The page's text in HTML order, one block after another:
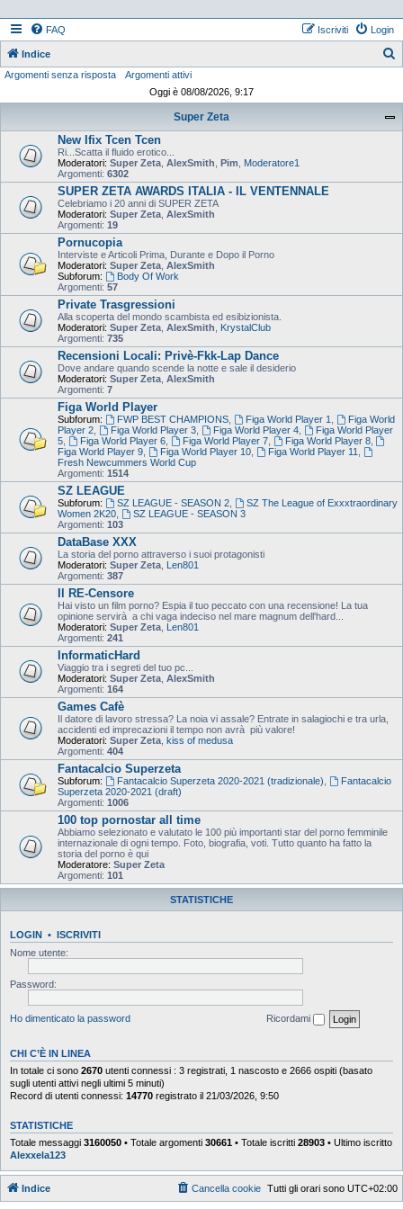
FAQ Login
Iscriviti
Indice
Argomenti senza risposta
Argomenti attivi
Oggi è 08/08/2026, 9:17
Super Zeta
New Ifix Tcen Tcen
Ri...Scatta il fluido erotico...
Moderatori: Super Zeta AlexSmith Pim
Moderatore1
Argomenti: 6302
SUPER ZETA AWARDS ITALIA - IL VENTENNALE
Celebriamo i 20 anni di SUPER ZETA
Moderatori: Super Zeta AlexSmith
Argomenti: 19
Pornucopia
Interviste e Articoli Prima, Durante e Dopo il Porno
Moderatori: Super Zeta AlexSmith
Subforum:
Body Of Work
Argomenti: 57
Private Trasgressioni
Alla scoperta del mondo scambista ed esibizionista.
Moderatori: Super Zeta AlexSmith
KrystalClub
Argomenti: 735
Recensioni Locali: Privè-Fkk-Lap Dance
Dove andare quando scende la notte e sale il desiderio
Moderatori: Super Zeta AlexSmith
Argomenti: 7
Figa World Player
Subforum: FWP BEST CHAMPIONS, Figa World Player 1
Figa World
Player 2
Figa World Player 3, Figa World Player 4,
Figa World Player
5
Figa World Player 6, Figa World Player 7, Figa World Player 8,
Figa World Player 9
Figa World Player 10, Figa World Player 11
Fresh Newcummers World Cup
Argomenti: 1514
SZ LEAGUE
Subforum: SZ LEAGUE - SEASON 2,
SZ The League of Exxxtraordinary
Women 2K20
SZ LEAGUE - SEASON 3
Argomenti: 103
DataBase XXX
La storia del porno attraverso i suoi protagonisti
Moderatori: Super Zeta Len801
Argomenti: 387
Il RE-Censore
Hai visto un film porno? Espia il tuo peccato con una recensione! La tua
opinione servirà a chi vaga indeciso nel mare magnum dell'hard...
Moderatori: Super Zeta Len801
Argomenti: 241
InformaticHard
Viaggio tra i segreti del tuo pc...
Moderatori: Super Zeta AlexSmith
Argomenti: 164
Games Cafè
Il datore di lavoro stressa? La noia vi assale? Entrate in salagiochi e tra urla,
accidenti ed imprecazioni il tempo non avrà più valore!
Moderatori: Super Zeta kiss of medusa
Argomenti: 404
Fantacalcio Superzeta
Subforum: Fantacalcio Superzeta 2020-2021 (tradizionale)
Fantacalcio
Superzeta 2020-2021 (draft)
Argomenti: 1006
100 top pornostar all time
Abbiamo selezionato e valutato le 100 più importanti star del porno femminile
internazionale di ogni tempo. Foto, biografia, voti. Tutto quanto ha fatto la
storia del porno è qui
Moderatore: Super Zeta
Argomenti: 101
STATISTICHE
LOGIN • ISCRIVITI
Nome utente:
Password:
Ho dimenticato la password Ricordami
CHI C’È IN LINEA
In totale ci sono 2670 utenti connessi : 3 registrati, 1 nascosto e 2666 ospiti (basato
sugli utenti attivi negli ultimi 5 minuti)
Record di utenti connessi: 14770 registrato il 21/03/2026, 9:50
STATISTICHE
Totale messaggi 3160050 • Totale argomenti 30661 • Totale iscritti 28903 • Ultimo iscritto
Alexxela123
Indice Tutti gli orari sono UTC+02:00
Cancella cookie